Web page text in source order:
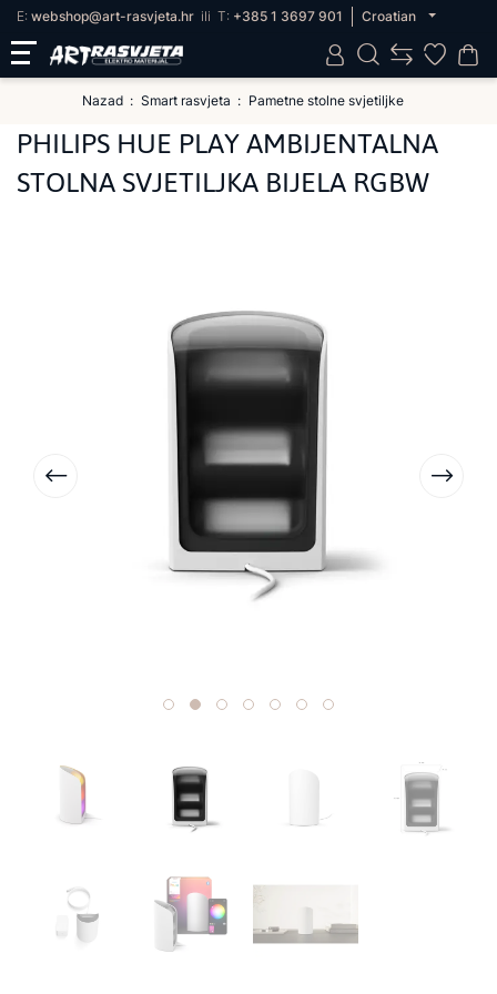
E: webshop@art-rasvjeta.hr ili T: +385 1 3697 901 Croatian
Nazad Smart rasvjeta Pametne stolne svjetiljke
PHILIPS HUE PLAY AMBIJENTALNA
STOLNA SVJETILJKA BIJELA RGBW